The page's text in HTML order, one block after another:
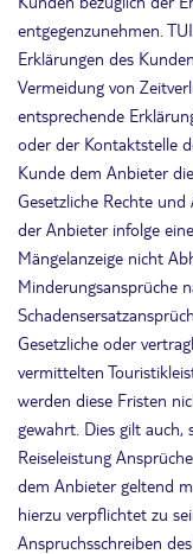
entgegenzunehmen.
Erklärungen des
Vermeidung von
entsprechende
oder der Kontaktstelle
Kunde dem Anbieter
Gesetzliche Rechte
der Anbieter infolge
Mängelanzeige nicht
Minderungsansprüche
Gesetzliche oder
vermittelten
werden diese Fristen
gewahrt. Dies gilt auch,
Reiseleistung
dem Anbieter geltend
hierzu verpflichtet zu
Anspruchsschreiben